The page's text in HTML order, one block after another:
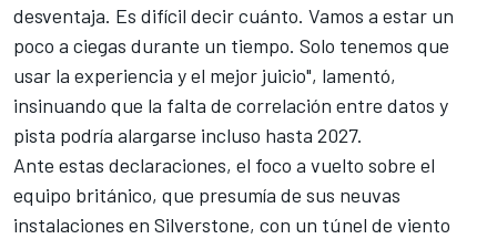
desventaja. Es difícil decir cuánto. Vamos a estar un
poco a ciegas durante un tiempo. Solo tenemos que
usar la experiencia y el mejor juicio", lamentó,
insinuando que la falta de correlación entre datos y
pista podría alargarse incluso hasta 2027.
Ante estas declaraciones, el foco a vuelto sobre el
equipo británico, que presumía de sus neuvas
instalaciones en Silverstone, con un túnel de viento